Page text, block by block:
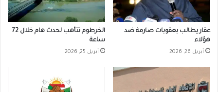
عقار يطالب بعقوبات صارمة ضد
هؤلاء
أبريل 26, 2026
الخرطوم تتأهب لحدث هام خلال 72
ساعة
أبريل 25, 2026